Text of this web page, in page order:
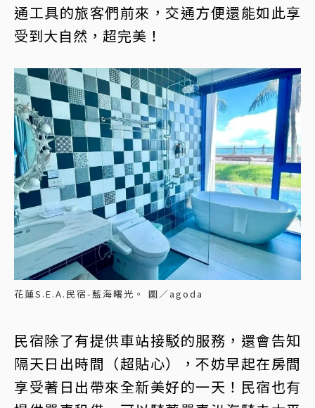
通工具的旅客們前來，交通方便還能如此享
受到大自然，超完美！
花蓮S.E.A.民宿-藍海曙光。 圖／agoda
民宿除了有提供車站接駁的服務，還會告知
隔天日出時間（超貼心），不妨早起在房間
享受著日出帶來全新美好的一天！民宿也有